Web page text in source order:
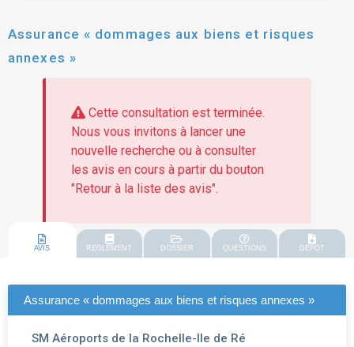
Assurance « dommages aux biens et risques
annexes »
Cette consultation est terminée.
Nous vous invitons à lancer une
nouvelle recherche ou à consulter
les avis en cours à partir du bouton
"Retour à la liste des avis".
AVIS REGLEMENT DOSSIER QUESTIONS DEPOT
Assurance « dommages aux biens et risques annexes »
SM Aéroports de la Rochelle-Ile de Ré